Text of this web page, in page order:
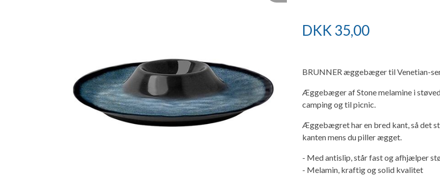
DKK 35,00
BRUNNER æggebæger til Venetian-
Æggebæger af Stone melamine i
camping og til picnic.
Æggebægret har en bred kant, så det
kanten mens du piller ægget.
- Med antislip, står fast og afhjælper
- Melamin, kraftig og solid kvalitet